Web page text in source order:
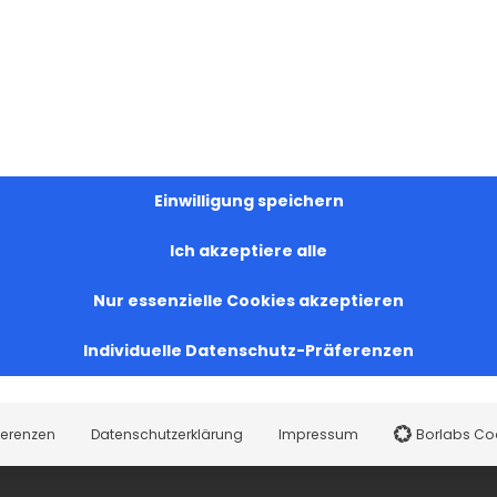
Einwilligung speichern
Ich akzeptiere alle
Nur essenzielle Cookies akzeptieren
Individuelle Datenschutz-Präferenzen
Datenschutzerklärung Impressum Borlabs